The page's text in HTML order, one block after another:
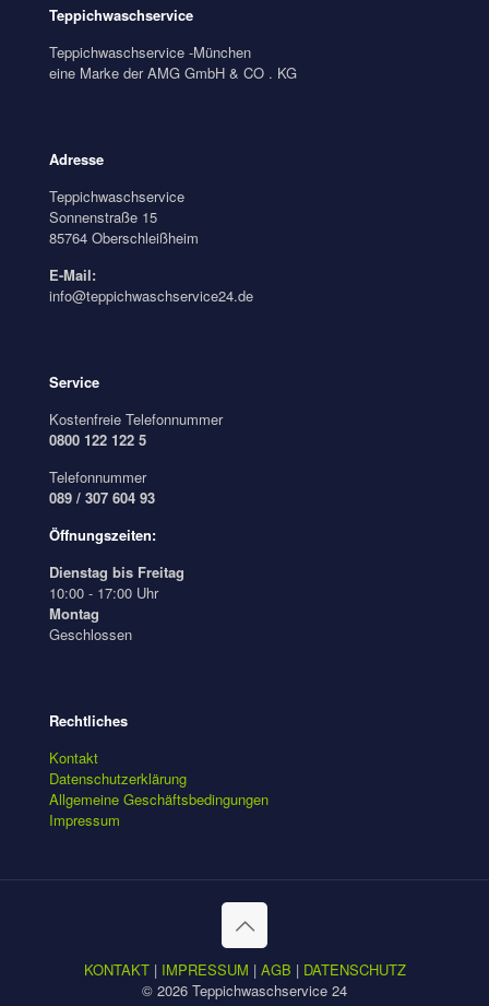
Teppichwaschservice
Teppichwaschservice -München
eine Marke der AMG GmbH & CO . KG
Adresse
Teppichwaschservice
Sonnenstraße 15
85764 Oberschleißheim
E-Mail:
info@teppichwaschservice24.de
Service
Kostenfreie Telefonnummer
0800 122 122 5
Telefonnummer
089 / 307 604 93
Öffnungszeiten:
Dienstag bis Freitag
10:00 - 17:00 Uhr
Montag
Geschlossen
Rechtliches
Kontakt
Datenschutzerklärung
Allgemeine Geschäftsbedingungen
Impressum
KONTAKT| IMPRESSUM | AGB | DATENSCHUTZ
© 2026 Teppichwaschservice 24